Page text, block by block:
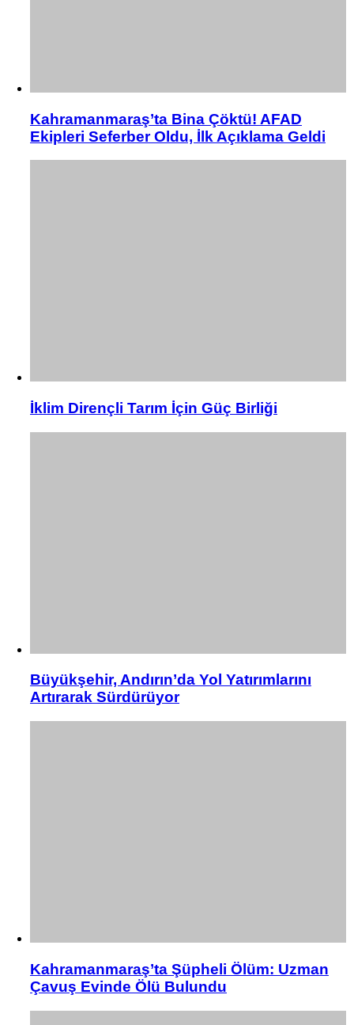
Kahramanmaraş’ta Bina Çöktü! AFAD
Ekipleri Seferber Oldu, İlk Açıklama Geldi
İklim Dirençli Tarım İçin Güç Birliği
Büyükşehir, Andırın’da Yol Yatırımlarını
Artırarak Sürdürüyor
Kahramanmaraş’ta Şüpheli Ölüm: Uzman
Çavuş Evinde Ölü Bulundu